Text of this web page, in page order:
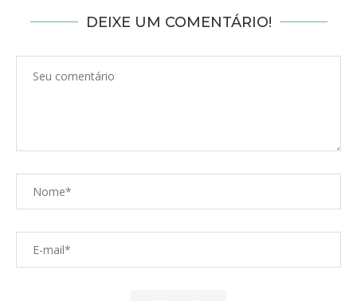
DEIXE UM COMENTÁRIO!